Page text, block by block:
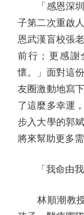
「感恩深圳
子第二次重啟
恩武漢盲校張
前行；更感謝
懷。」面對這
友圈激動地寫
了這麼多幸運
步入大學的郭
將來幫助更多
「我命由我
林順潮教授